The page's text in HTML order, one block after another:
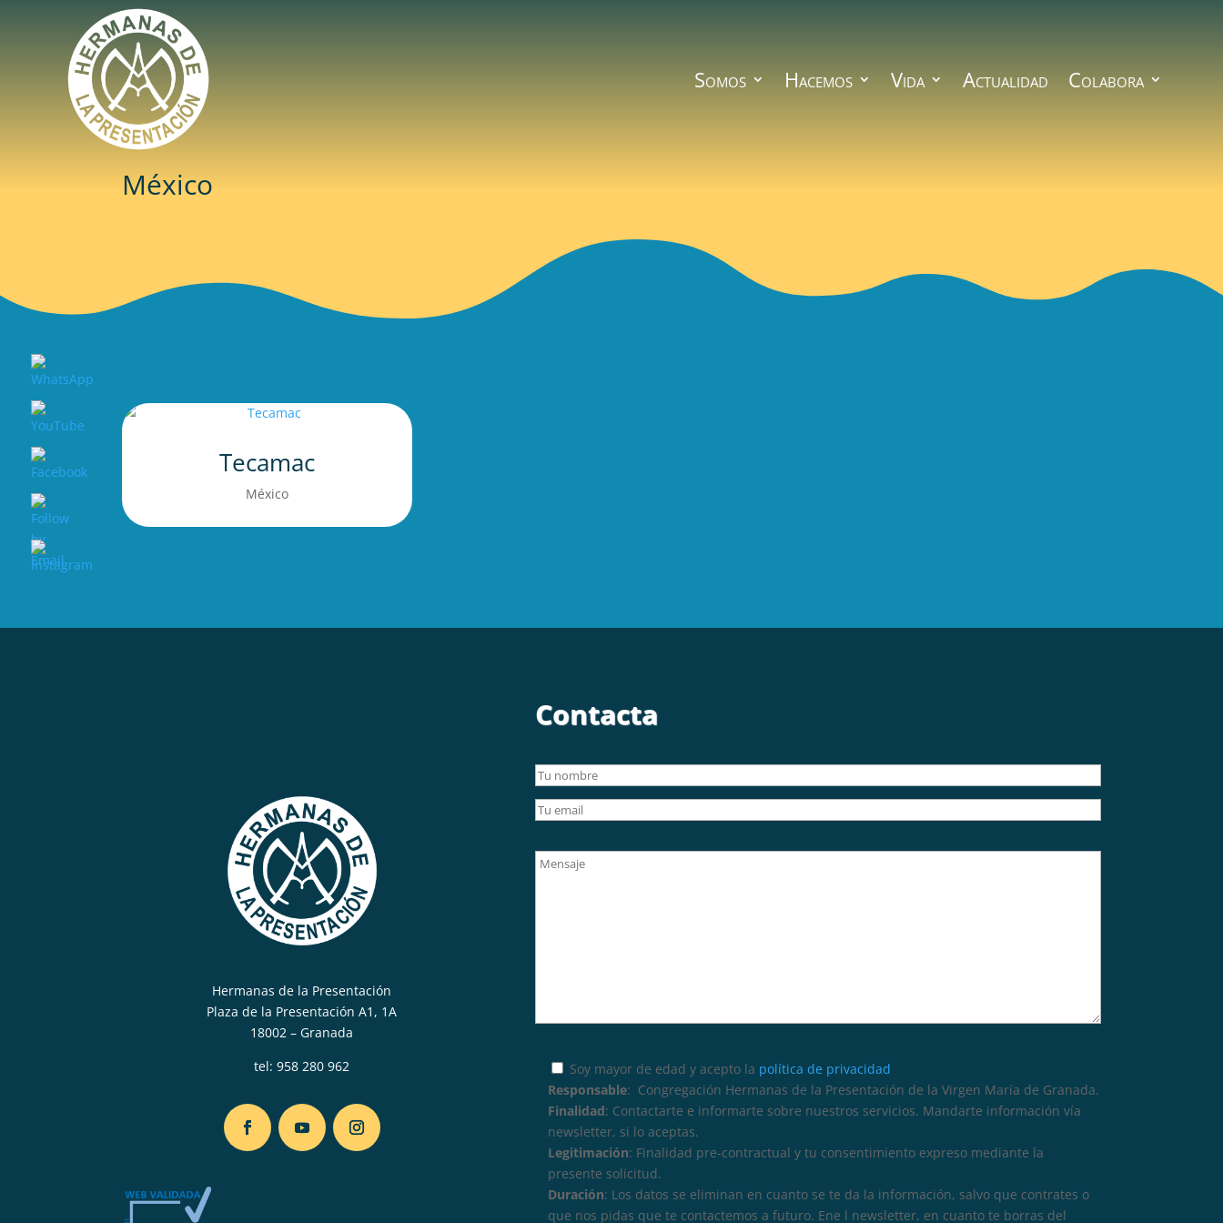
Somos Hacemos Vida Actualidad Colabora
México
Tecamac
México
Hermanas de la Presentación
Plaza de la Presentación A1, 1A
18002 – Granada
tel:958 280 962
Contacta
Soy mayor de edad y acepto la política de privacidad
Responsable: Congregación Hermanas de la Presentación de la Virgen María de Granada.
Finalidad: Contactarte e informarte sobre nuestros servicios. Mandarte información vía
newsletter, si lo aceptas.
Legitimación: Finalidad pre-contractual y tu consentimiento expreso mediante la
presente solicitud.
Duración: Los datos se eliminan en cuanto se te da la información, salvo que contrates o
que nos pidas que te contactemos a futuro. Ene l newsletter, en cuanto te borras del